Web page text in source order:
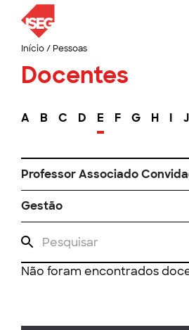
Início/ Pessoas
Docentes
A B C D E F G H I J
Professor Associado
Gestão
Não foram encontrados